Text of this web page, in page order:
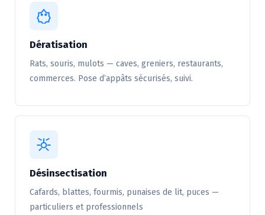
Dératisation
Rats, souris, mulots — caves, greniers, restaurants,
commerces. Pose d’appâts sécurisés, suivi.
Désinsectisation
Cafards, blattes, fourmis, punaises de lit, puces —
particuliers et professionnels